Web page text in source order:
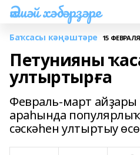
Әлшәй хәбәрҙәре
Баҡсасы кәңәштәре 15 ФЕВРАЛЯ
Петунияны
ултыртырға
Февраль-март айҙары
араһында
сәскәһен ултыртыу